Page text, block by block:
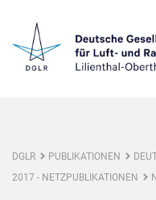
DGLR PUBLIKATIONEN
2017 - NETZPUBLIKATIONEN